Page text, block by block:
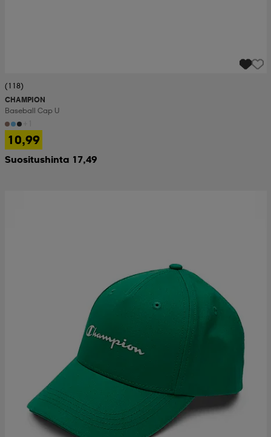
(118)
CHAMPION
Baseball Cap U
10,99
Suositushinta 17,49